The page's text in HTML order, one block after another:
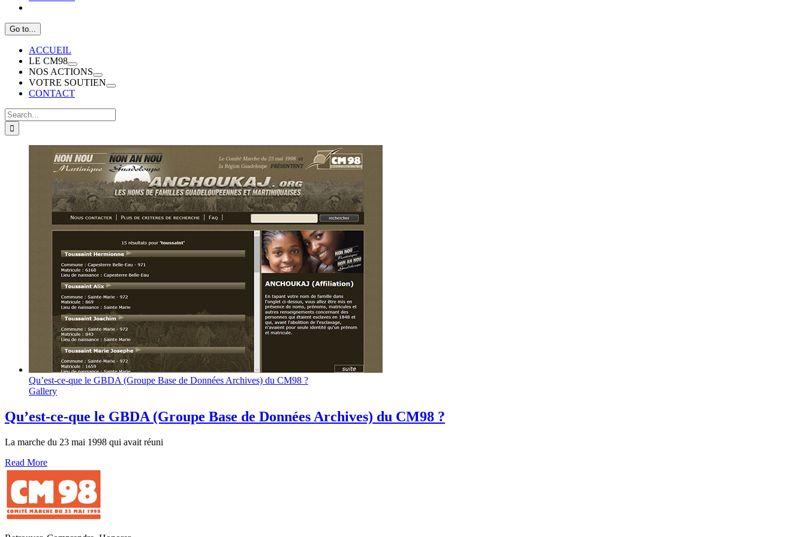
Go to...
ACCUEIL
LE CM98
NOS ACTIONS
VOTRE SOUTIEN
CONTACT
Search
for:
Qu’est-ce-que le GBDA (Groupe Base de Données Archives) du CM98 ?
Gallery
Qu’est-ce-que le GBDA (Groupe Base de Données Archives) du CM98 ?
La marche du 23 mai 1998 qui avait réuni
Read More